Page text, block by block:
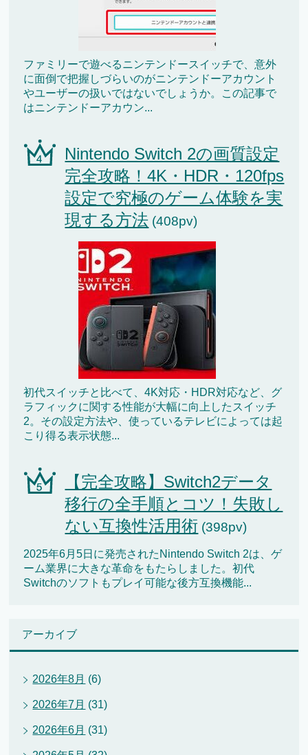
ファミリーで遊べるニンテンドースイッチで、意外
に面倒で把握しづらいのがニンテンドーアカウント
やユーザーの扱いではないでしょうか。この記事で
はニンテンドーアカウン...
Nintendo Switch 2の画質設定
完全攻略！4K・HDR・120fps
設定で究極のゲーム体験を実
現する方法 (408pv)
初代スイッチと比べて、4K対応・HDR対応など、グ
ラフィックに関する性能が大幅に向上したスイッチ
2。その設定方法や、使っているテレビによっては起
こり得る表示状態...
【完全攻略】Switch2データ
移行の全手順とコツ！失敗し
ない互換性活用術 (398pv)
2025年6月5日に発売されたNintendo Switch 2は、ゲ
ーム業界に大きな革命をもたらしました。初代
Switchのソフトもプレイ可能な後方互換機能...
アーカイブ
2026年8月 (6)
2026年7月 (31)
2026年6月 (31)